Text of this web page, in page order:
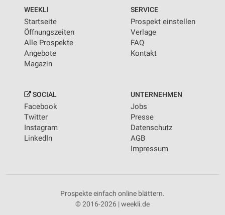
WEEKLI
Startseite
Öffnungszeiten
Alle Prospekte
Angebote
Magazin
SERVICE
Prospekt einstellen
Verlage
FAQ
Kontakt
SOCIAL
Facebook
Twitter
Instagram
LinkedIn
UNTERNEHMEN
Jobs
Presse
Datenschutz
AGB
Impressum
Prospekte einfach online blättern.
© 2016-2026 | weekli.de